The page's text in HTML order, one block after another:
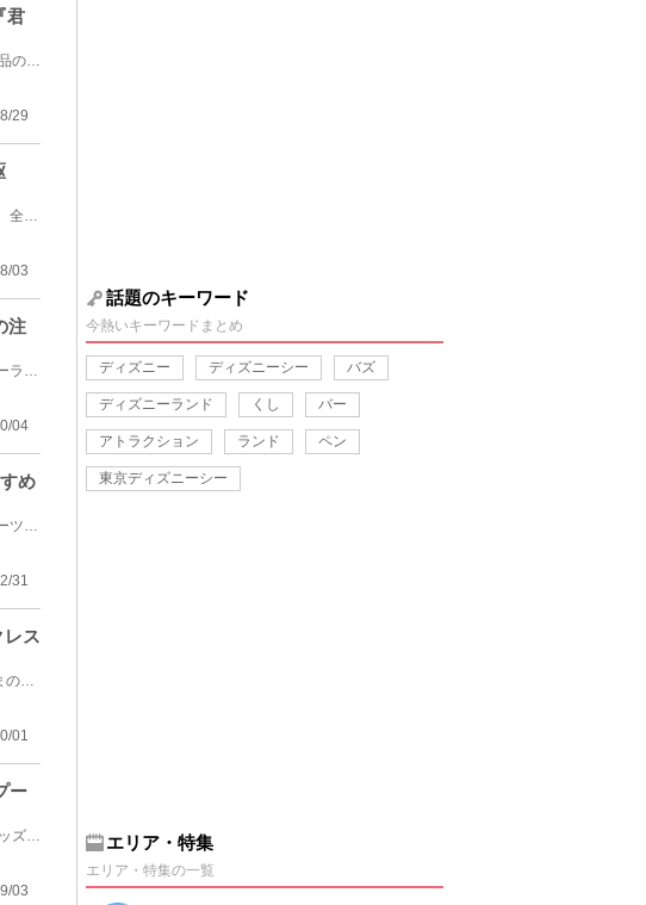
君
スタジオジブリが制作した長編アニメーション映画全24作品を一覧にしてご紹介します。初期作品の『風の...
29
ディズニー実写作品の先駆けとも呼ぶべきドラマ『ワンス・アポン・ア・タイム』。本記事では、全米で大...
03
注
パークを明るく盛り上げてくれるハロウィン限定のキャラクター風船をご紹介します！ディズニーランドで...
04
め
2024年現在、USJで買えるスパイダーマングッズ全111種をご紹介します！スパイダーマンのスーツをイメー...
31
レス
2018年9月28日(金)に発売のディズニー新作アクセサリーをご紹介。今回はピーター・パン、くまのプーさん...
01
ー
2018年のディズニーハロウィーングッズが9月3日(月)に発売！東京ディズニーランドで買えるグッズ57種類...
03
話題のキーワード
今熱いキーワードまとめ
ディズニー ディズニーシー バズ
ディズニーランド くし バー
アトラクション ランド ペン
東京ディズニーシー
エリア・特集
エリア・特集の一覧